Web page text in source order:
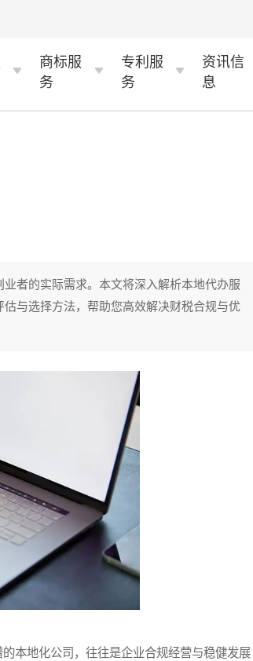
商标服
务
专利服
务
资讯信
息
者的实际需求。本文将深入解析本地代办服
与选择方法，帮助您高效解决财税合规与优
本地化公司，往往是企业合规经营与稳健发展